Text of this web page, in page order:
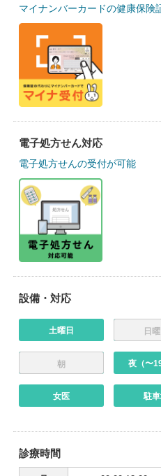
マイナンバーカードの健康保険
電子処方せん対応
電子処方せんの受付が可能
設備・対応
土曜日 日
朝 夜（〜
女医 駐
診療時間